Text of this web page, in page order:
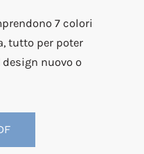
7 colori
tutto per poter
nuovo o